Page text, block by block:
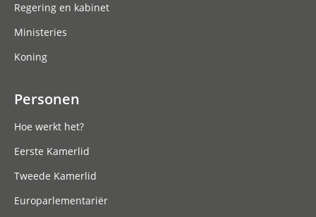
Regering en kabinet
Ministeries
Koning
Personen
Hoe werkt het?
Eerste Kamerlid
Tweede Kamerlid
Europarlementariër